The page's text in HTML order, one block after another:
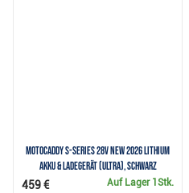
Motocaddy S-Series 28V NEW 2026 Lithium
Akku & Ladegerät (ULTRA), schwarz
Auf Lager 1Stk.
459 €